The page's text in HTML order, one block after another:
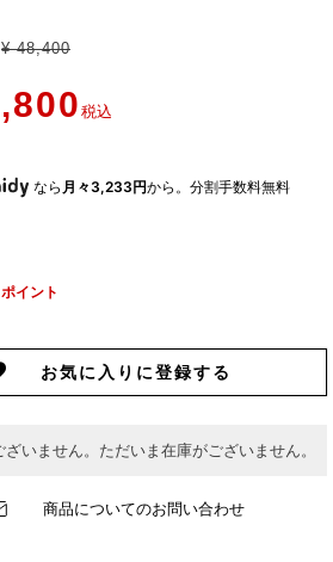
¥ 48,400
税込
なら 月々3,233円から。分割手数料無料
ポイント
お気に入りに登録する
ざいません。ただいま在庫がございません。
商品についてのお問い合わせ